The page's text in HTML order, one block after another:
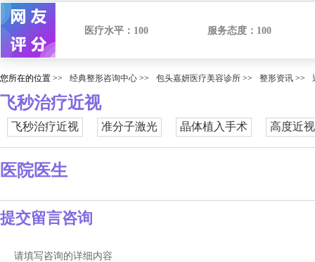
医疗水平： 100 服务态度： 100
您所在的位置 >> 经典整形咨询中心 >> 包头嘉妍医疗美容诊所 >> 整形资讯 >>
飞秒治疗近视
飞秒治疗近视 准分子激光 晶体植入手术 高度近视
医院医生
提交留言咨询
请填写咨询的详细内容